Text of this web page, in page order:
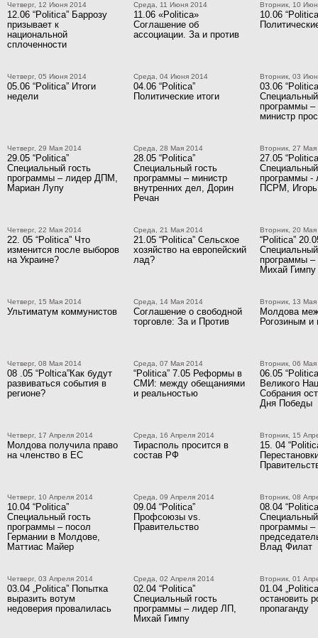
Четверг, 12 Июня 2014
12.06 “Politica” Баррозу
призывает к
национальной
сплоченности
Среда, 11 Июня 2014
11.06 «Politica»
Соглашение об
ассоциации. За и против
Вторник, 10
10.06
Четверг, 05 Июня 2014
05.06 “Politica” Итоги
недели
Среда, 04 Июня 2014
04.06 “Politica”
Политические итоги
Вторник, 03
03.06
Специальный
программы
министр
Четверг, 29 Мая 2014
29.05 “Politica”
Специальный гость
программы – лидер ДПМ,
Мариан Лупу
Среда, 28 Мая 2014
28.05 “Politica”
Специальный гость
программы – министр
внутренних дел, Дорин
Речан
Вторник, 27
27.05
Специальный
программы -
ПСРМ,
Четверг, 22 Мая 2014
22. 05 “Politica” Что
изменится после выборов
на Украине?
Среда, 21 Мая 2014
21.05 “Politica” Сельское
хозяйство на европейский
лад?
Вторник, 20
“Politica”
Специальный
программы
Михай Гимпу
Четверг, 15 Мая 2014
Ультиматум коммунистов
Среда, 14 Мая 2014
Соглашение о свободной
торговле: За и Против
Вторник, 13
Молдова
Рогозиным
Четверг, 08 Мая 2014
08 .05 “Poltica”Как будут
развиваться события в
регионе?
Среда, 07 Мая 2014
“Politica” 7.05 Реформы в
СМИ: между обещаниями
и реальностью
Вторник, 06
06.05
Великого
Собрания
Дня Победы
Четверг, 17 Апреля 2014
Молдова получила право
на членство в ЕС
Среда, 16 Апреля 2014
Тирасполь просится в
состав РФ
Вторник, 15
15. 04
Четверг, 10 Апреля 2014
10.04 “Politica”
Специальный гость
программы – посол
Германии в Молдове,
Маттиас Майер
Среда, 09 Апреля 2014
09.04 “Politica”
Профсоюзы vs.
Правительство
Вторник, 08
08.04
Специальный
программы –
Влад Филат
Четверг, 03 Апреля 2014
03.04 „Politica” Попытка
выразить вотум
недоверия провалилась
Среда, 02 Апреля 2014
02.04 “Politica”
Специальный гость
программы – лидер ЛП,
Михай Гимпу
Вторник, 01
01.04
остановить
пропаганду